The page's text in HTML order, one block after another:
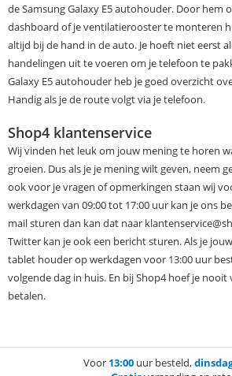
de Samsung Galaxy E5 autohouder. Door hem
dashboard of je ventilatierooster te monteren
altijd bij de hand in de auto. Je hoeft niet eerst
handelingen uit te voeren om je telefoon te
Galaxy E5 autohouder heb je goed overzicht
Handig als je de route volgt via je telefoon.
Shop4 klantenservice
Wij vinden het leuk om jouw mening te horen
groeien. Dus als je je mening wilt geven, neem
ook voor je vragen of opmerkingen staan wij
werkdagen van 09:00 tot 17:00 uur kan je ons
mail sturen dan kan dat naar
Twitter kan je ook een bericht sturen. Als je
tablet houder op werkdagen voor 13:00 uur
volgende dag in huis. En bij Shop4 hoef je
betalen.
Voor 13:00 uur besteld,